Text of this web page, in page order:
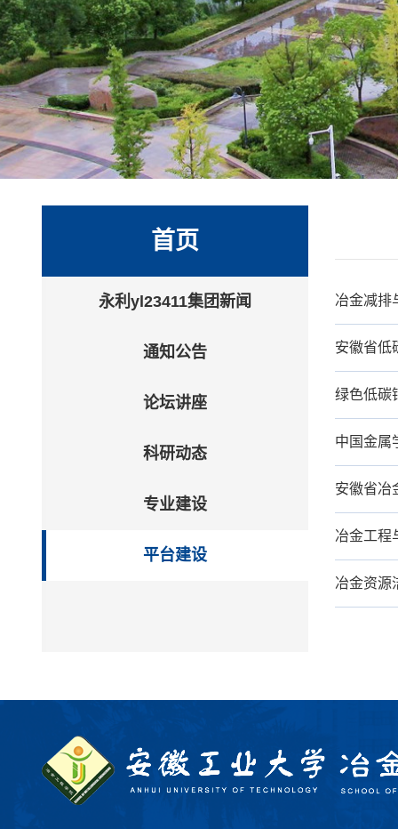
首页
永利yl23411集团新闻
通知公告
论坛讲座
科研动态
专业建设
平台建设
冶金减排
安徽省低
绿色低碳
中国金属
安徽省冶
冶金工程
冶金资源